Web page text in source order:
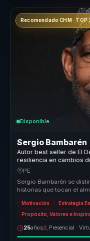
Recomendado CHM · TOP
Disponible
Sergio Bambarén
Autor best seller de El
resiliencia en cambios
organizaciones.
PE
Sergio Bambarén se
historias que tocan el
único combina la ...
Motivación Estrategia
Propósito, Valores e
25años Presencial ·